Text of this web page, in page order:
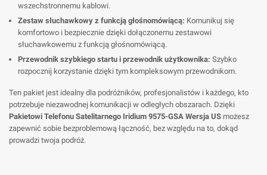
wszechstronnemu kablowi.
Zestaw słuchawkowy z funkcją głośnomówiącą: Komunikuj się
komfortowo i bezpiecznie dzięki dołączonemu zestawowi
słuchawkowemu z funkcją głośnomówiącą.
Przewodnik szybkiego startu i przewodnik użytkownika: Szybko
rozpocznij korzystanie dzięki tym kompleksowym przewodnikom.
Ten pakiet jest idealny dla podróżników, profesjonalistów i każdego, kto
potrzebuje niezawodnej komunikacji w odległych obszarach. Dzięki
Pakietowi Telefonu Satelitarnego Iridium 9575-GSA Wersja US możesz
zapewnić sobie bezproblemową łączność, bez względu na to, dokąd
prowadzi twoja podróż.